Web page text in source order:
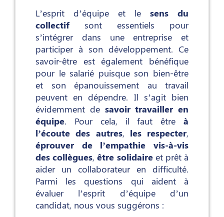
L’esprit d’équipe et le sens du
collectif sont essentiels pour
s’intégrer dans une entreprise et
participer à son développement. Ce
savoir-être est également bénéfique
pour le salarié puisque son bien-être
et son épanouissement au travail
peuvent en dépendre. Il s’agit bien
évidemment de savoir travailler en
équipe. Pour cela, il faut être à
l’écoute des autres, les respecter,
éprouver de l’empathie vis-à-vis
des collègues,être solidaireet prêt à
aider un collaborateur en difficulté.
Parmi les questions qui aident à
évaluer l’esprit d’équipe d’un
candidat, nous vous suggérons :